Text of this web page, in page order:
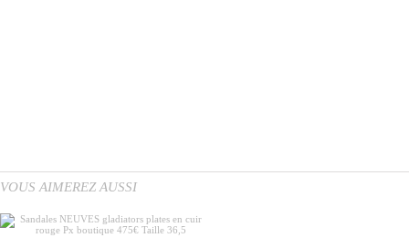
VOUS AIMEREZ AUSSI